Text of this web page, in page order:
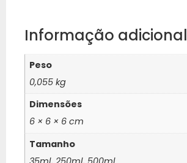
Informação adicional
Peso
0,055 kg
Dimensões
6 × 6 × 6 cm
Tamanho